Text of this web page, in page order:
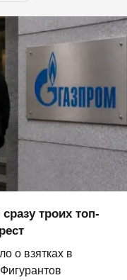
троих топ-
о взятках в